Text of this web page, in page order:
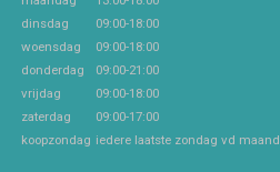
dinsdag
09:00-18:00
woensdag
09:00-18:00
donderdag
09:00-21:00
vrijdag
09:00-18:00
zaterdag
09:00-17:00
koopzondag iedere laatste zondag vd maand